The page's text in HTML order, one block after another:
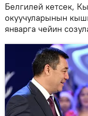
Белгилей кетсек,
окуучуларынын
январга чейин